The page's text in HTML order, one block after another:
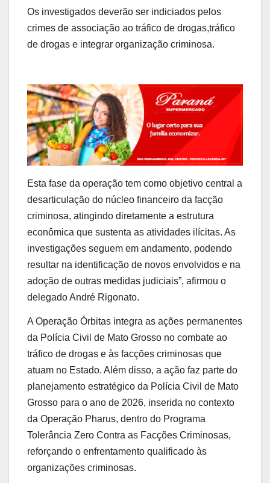
Os investigados deverão ser indiciados pelos
crimes de associação ao tráfico de drogas,tráfico
de drogas e integrar organização criminosa.
Esta fase da operação tem como objetivo central a
desarticulação do núcleo financeiro da facção
criminosa, atingindo diretamente a estrutura
econômica que sustenta as atividades ilícitas. As
investigações seguem em andamento, podendo
resultar na identificação de novos envolvidos e na
adoção de outras medidas judiciais”, afirmou o
delegado André Rigonato.
A Operação Órbitas integra as ações permanentes
da Polícia Civil de Mato Grosso no combate ao
tráfico de drogas e às facções criminosas que
atuam no Estado. Além disso, a ação faz parte do
planejamento estratégico da Polícia Civil de Mato
Grosso para o ano de 2026, inserida no contexto
da Operação Pharus, dentro do Programa
Tolerância Zero Contra as Facções Criminosas,
reforçando o enfrentamento qualificado às
organizações criminosas.